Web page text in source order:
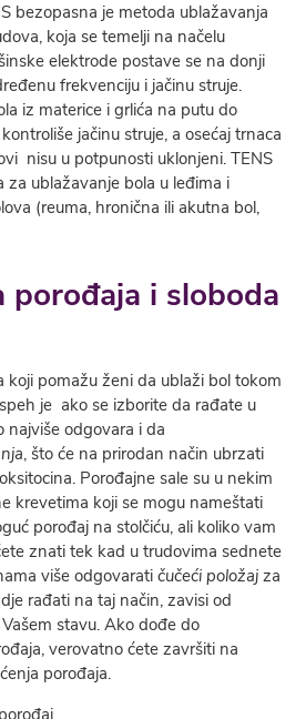
bezopasna je metoda ublažavanja
koja se temelji na načelu
elektrode postave se na donji
frekvenciju i jačinu struje.
iz materice i grlića na putu do
jačinu struje, a osećaj trnaca
nisu u potpunosti uklonjeni. TENS
za ublažavanje bola u leđima i
(reuma, hronična ili akutna bol,
porođaja i sloboda
koji pomažu ženi da ublaži bol tokom
je ako se izborite da rađate u
najviše odgovara i da
, što će na prirodan način ubrzati
Porođajne sale su u nekim
krevetima koji se mogu nameštati
porođaj na stolčiću, ali koliko vam
znati tek kad u trudovima sednete
više odgovarati čučeći položaj za
rađati na taj način, zavisi od
stavu. Ako dođe do
verovatno ćete završiti na
porođaja.